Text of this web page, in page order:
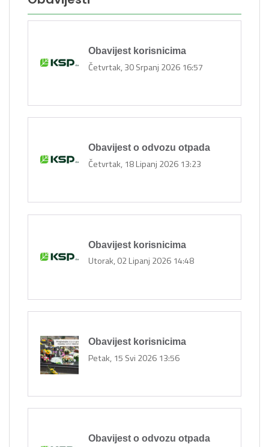
Obavijest korisnicima
Četvrtak, 30 Srpanj 2026 16:57
Obavijest o odvozu otpada
Četvrtak, 18 Lipanj 2026 13:23
Obavijest korisnicima
Utorak, 02 Lipanj 2026 14:48
Obavijest korisnicima
Petak, 15 Svi 2026 13:56
Obavijest o odvozu otpada